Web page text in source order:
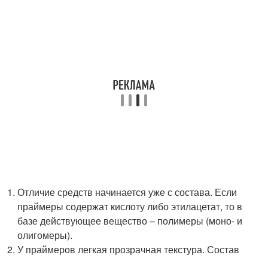
Отличие средств начинается уже с состава. Если
праймеры содержат кислоту либо этилацетат, то в
базе действующее вещество – полимеры (моно- и
олигомеры).
У праймеров легкая прозрачная текстура. Состав